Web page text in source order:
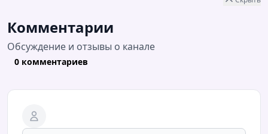
Комментарии
Обсуждение и отзывы о канале
0 комментариев